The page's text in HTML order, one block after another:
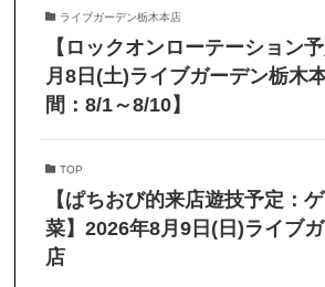
ライブガーデン栃木本店
【ロックオンローテーション
月8日(土)ライブガーデン栃木
間：8/1～8/10】
TOP
【ぱちおび的来店遊技予定：
菜】2026年8月9日(日)ライブ
店